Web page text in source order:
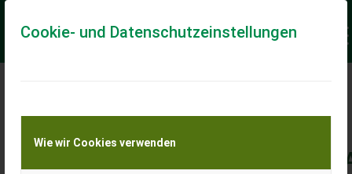
Cookie- und Datenschutzeinstellungen
Wie wir Cookies verwenden
TRICKS UND TIPPS IN DER
ONLINE